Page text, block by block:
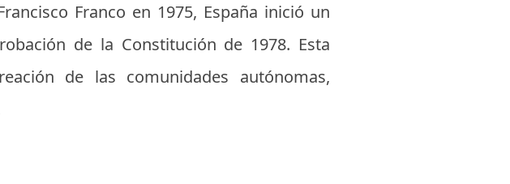
Franco en 1975, España inició un
de la Constitución de 1978. Esta
de las comunidades autónomas,